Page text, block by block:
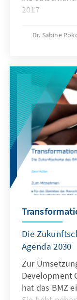
2017
Dr. Sabine
Die
Agenda 2030
Zur
Development
hat das BMZ